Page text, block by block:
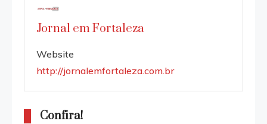
Jornal em Fortaleza
Website
http://jornalemfortaleza.com.br
Confira!